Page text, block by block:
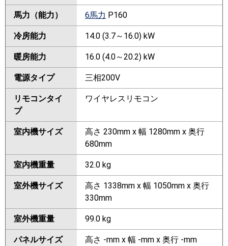
馬力（能力） 6馬力 P160
冷房能力 14.0 (3.7～16.0) kW
暖房能力 16.0 (4.0～20.2) kW
電源タイプ 三相200V
リモコンタイ
プ
ワイヤレスリモコン
室内機サイズ
高さ 230mm x 幅 1280mm x 奥行
680mm
室内機重量 32.0 kg
室外機サイズ
高さ 1338mm x 幅 1050mm x 奥行
330mm
室外機重量 99.0 kg
パネルサイズ 高さ -mm x 幅 -mm x 奥行 -mm